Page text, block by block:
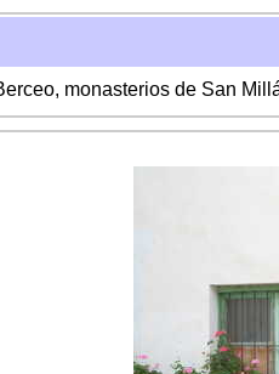
monasterios de San